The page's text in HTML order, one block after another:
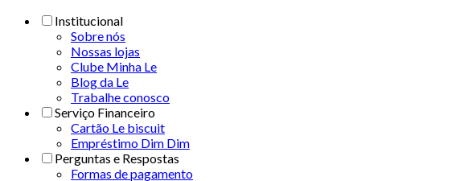
Institucional
Sobre nós
Nossas lojas
Clube Minha Le
Blog da Le
Trabalhe conosco
Serviço Financeiro
Cartão Le biscuit
Empréstimo Dim Dim
Perguntas e Respostas
Formas de pagamento